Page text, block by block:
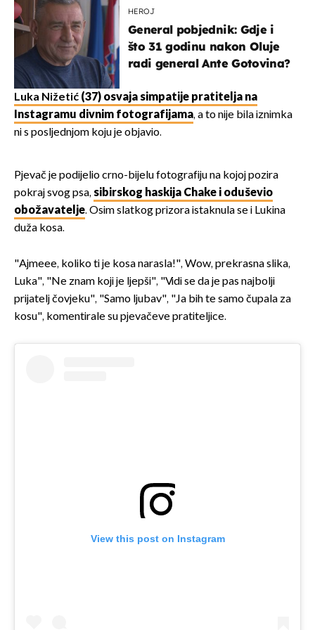
HEROJ
General pobjednik: Gdje i
što 31 godinu nakon Oluje
radi general Ante Gotovina?
Luka Nižetić (37) osvaja simpatije pratitelja na
Instagramu divnim fotografijama, a to nije bila iznimka
ni s posljednjom koju je objavio.
Pjevač je podijelio crno-bijelu fotografiju na kojoj pozira
pokraj svog psa,sibirskog haskija Chake i oduševio
obožavatelje. Osim slatkog prizora istaknula se i Lukina
duža kosa.
"Ajmeee, koliko ti je kosa narasla!", Wow, prekrasna slika,
Luka", "Ne znam koji je ljepši", "Vidi se da je pas najbolji
prijatelj čovjeku", "Samo ljubav", "Ja bih te samo čupala za
kosu", komentirale su pjevačeve pratiteljice.
View this post on Instagram